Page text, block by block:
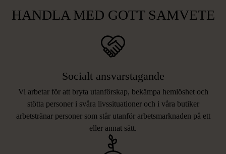
HANDLA MED GOTT SAMVETE
Socialt ansvarstagande
Vi arbetar för att bryta utanförskap, bekämpa hemlöshet och
stötta personer i svåra livssituationer och i våra butiker
arbetstränar personer som står utanför arbetsmarknaden på ett
eller annat sätt.